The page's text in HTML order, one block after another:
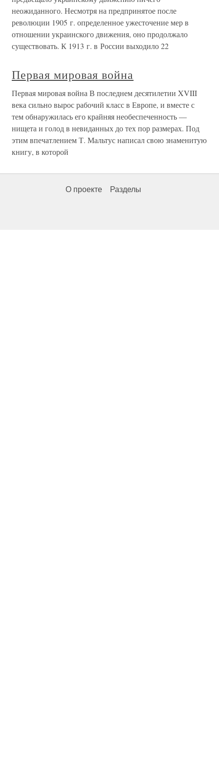
неожиданного. Несмотря на предпринятое после
революции 1905 г. определенное ужесточение мер в
отношении украинского движения, оно продолжало
существовать. К 1913 г. в России выходило 22
Первая мировая война
Первая мировая война В последнем десятилетии XVIII
века сильно вырос рабочий класс в Европе, и вместе с
тем обнаружилась его крайняя необеспеченность —
нищета и голод в невиданных до тех пор размерах. Под
этим впечатлением Т. Мальтус написал свою знаменитую
книгу, в которой
О проекте Разделы